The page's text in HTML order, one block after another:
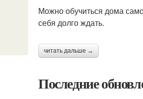
Можно обучиться дома
себя долго ждать.
читать дальше →
Последние